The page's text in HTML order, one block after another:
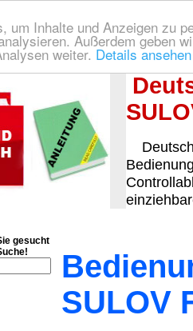
um Inhalte und Anzeigen zu
Außerdem geben
weiter. Details ansehen
| Wir finden für Sie das deutsches
SULOV
gesucht